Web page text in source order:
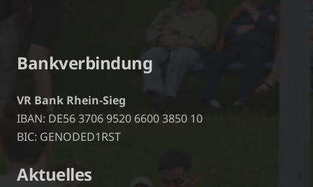
Bankverbindung
VR Bank Rhein-Sieg
IBAN: DE56 3706 9520 6600 3850 10
BIC: GENODED1RST
Aktuelles